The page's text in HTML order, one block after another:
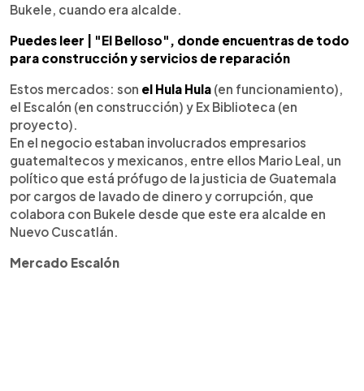
Bukele, cuando era alcalde.
Puedes leer | "El Belloso", donde encuentras de todo
para construcción y servicios de reparación
Estos mercados: son el Hula Hula (en funcionamiento),
el Escalón (en construcción) y Ex Biblioteca (en
proyecto).
En el negocio estaban involucrados empresarios
guatemaltecos y mexicanos, entre ellos Mario Leal, un
político que está prófugo de la justicia de Guatemala
por cargos de lavado de dinero y corrupción, que
colabora con Bukele desde que este era alcalde en
Nuevo Cuscatlán.
Mercado Escalón